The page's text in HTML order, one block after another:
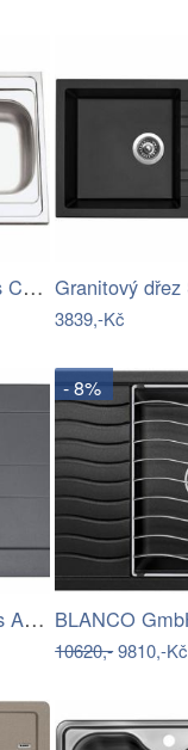
Nerezový dřez Sinks CLP-A 800 M 0,5mm…
3839,-Kč
Granitový dřez Sinks AMANDA 780 Titanium
- 8%
10620,-9810,-Kč